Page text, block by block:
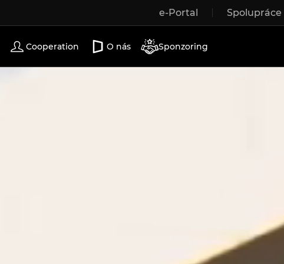
e-Portal Spolupráce
Exterior doors Terrace doors
Cooperation O nás Sponzoring